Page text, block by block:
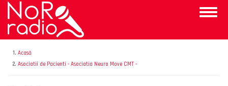
Mergi
conţinutul
principal
Toggle
Acasă
Asociatii de Pacienti - Asociatia Neuro Move CMT -